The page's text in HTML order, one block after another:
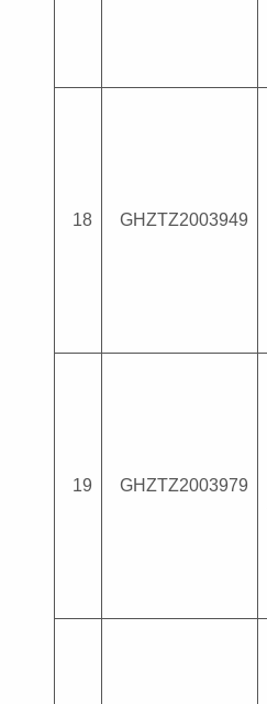
18 GHZTZ2003949
19 GHZTZ2003979